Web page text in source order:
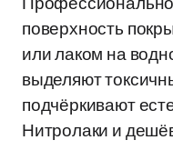
поверхность
или лаком на
выделяют
подчёркивают
Нитролаки и